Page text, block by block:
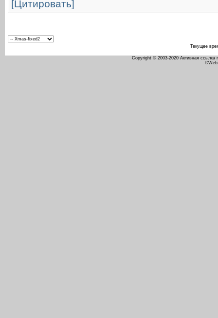
[Цитировать]
Текущее
Copyright © 2003-2020 Активная ссылка